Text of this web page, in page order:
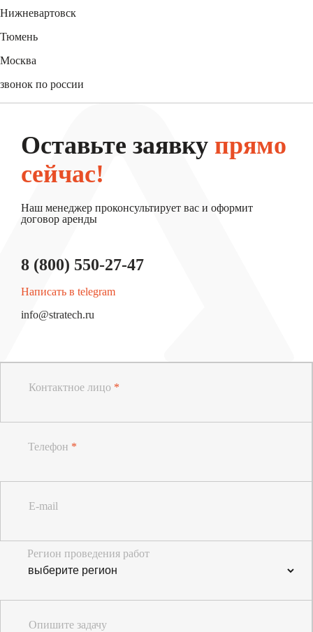
Нижневартовск
Тюмень
Москва
звонок по россии
Оставьте заявку прямо
сейчас!
Наш менеджер проконсультирует вас и оформит
договор аренды
8 (800) 550-27-47
Написать в telegram
info@stratech.ru
Контактное лицо *
Телефон *
E-mail
Регион проведения работ
Опишите задачу